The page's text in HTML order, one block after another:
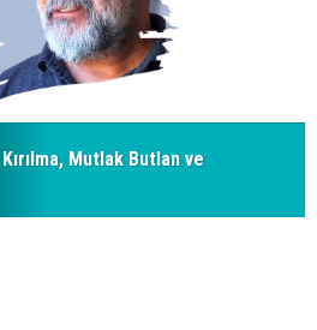
Mutlak Butlan ve